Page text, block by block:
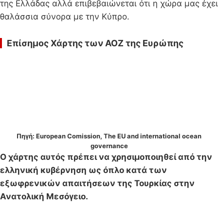
της Ελλάδας αλλά επιβεβαιώνεται ότι η χώρα μας έχει
θαλάσσια σύνορα με την Κύπρο.
Επίσημος Χάρτης των ΑΟΖ της Ευρώπης
Πηγή: European Comission, The EU and international ocean
governance
Ο χάρτης αυτός πρέπει να χρησιμοποιηθεί από την
ελληνική κυβέρνηση ως όπλο κατά των
εξωφρενικών απαιτήσεων της Τουρκίας στην
Ανατολική Μεσόγειο.